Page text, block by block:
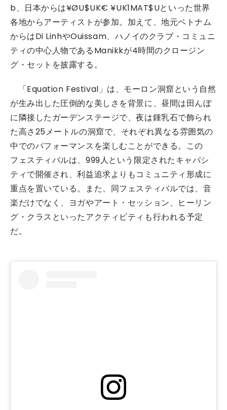
b、日本からは¥ØU$UK€ ¥UK1MAT$Uといった世界
各地からアーティストが参加。加えて、地元ベトナム
からはDi LinhやOuissam、ハノイのクラブ・コミュニ
ティの中心人物であるManikkが4時間のクロージン
グ・セットを披露する。
「Equation Festival」は、モーロン洞窟という自然
が生み出した圧倒的な美しさを背景に、昼間は田んぼ
に隣接したガーデンステージで、夜は鍾乳石で飾られ
た高さ25メートルの洞窟で、それぞれ異なる雰囲気の
中でのパフォーマンスを楽しむことができる。この
フェスティバルは、999人という限定されたキャパシ
ティで開催され、利益追求よりもコミュニティ形成に
重点を置いている。また、同フェスティバルでは、音
楽だけでなく、ヨガやアート・セッション、ヒーリン
グ・クラスといったアクティビティも行われる予定
だ。